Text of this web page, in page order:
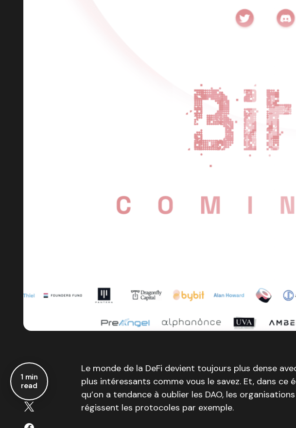
1 min
read
Le monde de la DeFi devient toujours plus dense
plus intéressants comme vous le savez. Et, dans ce
qu’on a tendance à oublier les DAO, les
régissent les protocoles par exemple.